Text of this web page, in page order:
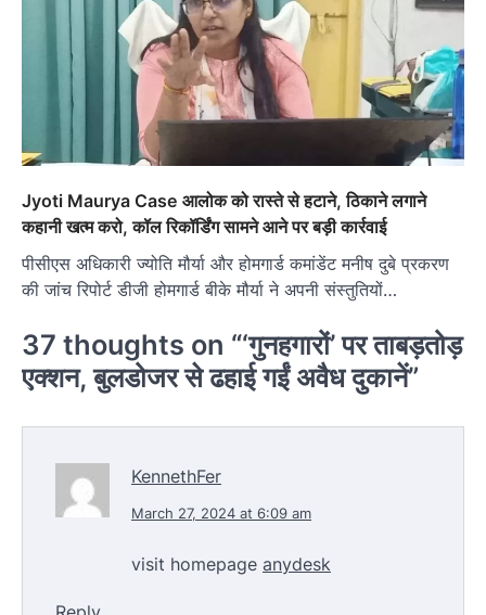
Jyoti Maurya Case आलोक को रास्ते से हटाने, ठिकाने लगाने
कहानी खत्म करो, कॉल रिकॉर्डिंग सामने आने पर बड़ी कार्रवाई
पीसीएस अधिकारी ज्योति मौर्या और होमगार्ड कमांडेंट मनीष दुबे प्रकरण
की जांच रिपोर्ट डीजी होमगार्ड बीके मौर्या ने अपनी संस्तुतियों…
37 thoughts on “‘गुनहगारों’ पर ताबड़तोड़
एक्शन, बुलडोजर से ढहाई गईं अवैध दुकानें”
KennethFer
March 27, 2024 at 6:09 am
visit homepage anydesk